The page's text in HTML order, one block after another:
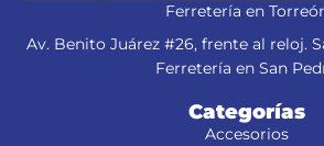
Ferretería en
Av. Benito Juárez #26, frente al reloj.
Ferretería en San
Categorías
Accesorios